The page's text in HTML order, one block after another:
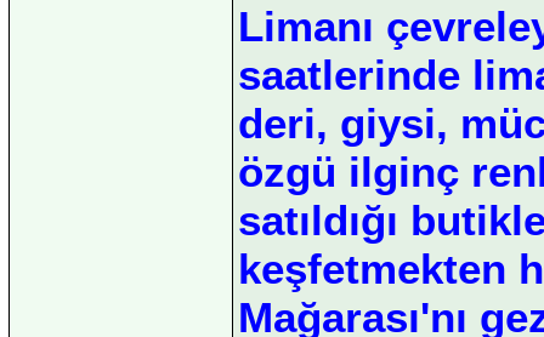
Limanı
saatlerinde
deri, giysi,
özgü ilginç
satıldığı
keşfetmekten
Mağarası'nı